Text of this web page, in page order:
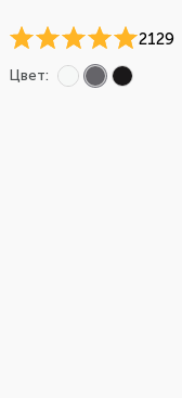
2129
Цвет: